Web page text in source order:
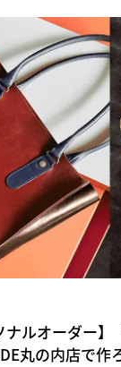
ナルオーダー
丸の内店で作